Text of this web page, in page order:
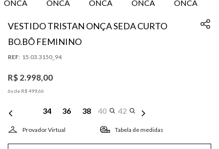
VESTIDO TRISTAN ONÇA SEDA CURTO
BO.BÔ FEMININO
: 15.03.3150_94
R$2.998,00
6x de R$49966
34 36 38 40 42
Tabela de medidas